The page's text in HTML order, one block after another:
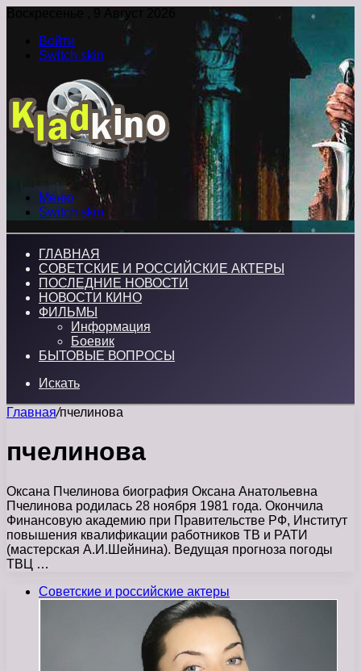
Воскресенье , 9 Август 2026
Войти
Switch skin
Меню
Switch skin
ГЛАВНАЯ
СОВЕТСКИЕ И РОССИЙСКИЕ АКТЕРЫ
ПОСЛЕДНИЕ НОВОСТИ
НОВОСТИ КИНО
ФИЛЬМЫ
Информация
Боевик
БЫТОВЫЕ ВОПРОСЫ
Искать
Главная/пчелинова
пчелинова
Оксана Пчелинова биография Оксана Анатольевна
Пчелинова родилась 28 ноября 1981 года. Окончила
Финансовую академию при Правительстве РФ, Институт
повышения квалификации работников ТВ и РАТИ
(мастерская А.И.Шейнина). Ведущая прогноза погоды
ТВЦ …
Советские и российские актеры